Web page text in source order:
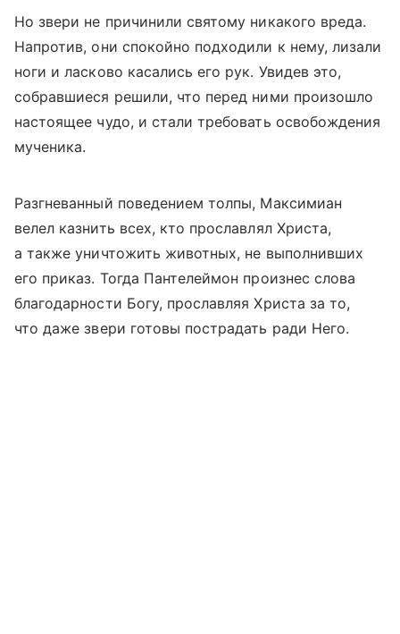
Но звери не причинили святому никакого вреда.
Напротив, они спокойно подходили к нему, лизали
ноги и ласково касались его рук. Увидев это,
собравшиеся решили, что перед ними произошло
настоящее чудо, и стали требовать освобождения
мученика.
Разгневанный поведением толпы, Максимиан
велел казнить всех, кто прославлял Христа,
а также уничтожить животных, не выполнивших
его приказ. Тогда Пантелеймон произнес слова
благодарности Богу, прославляя Христа за то,
что даже звери готовы пострадать ради Него.